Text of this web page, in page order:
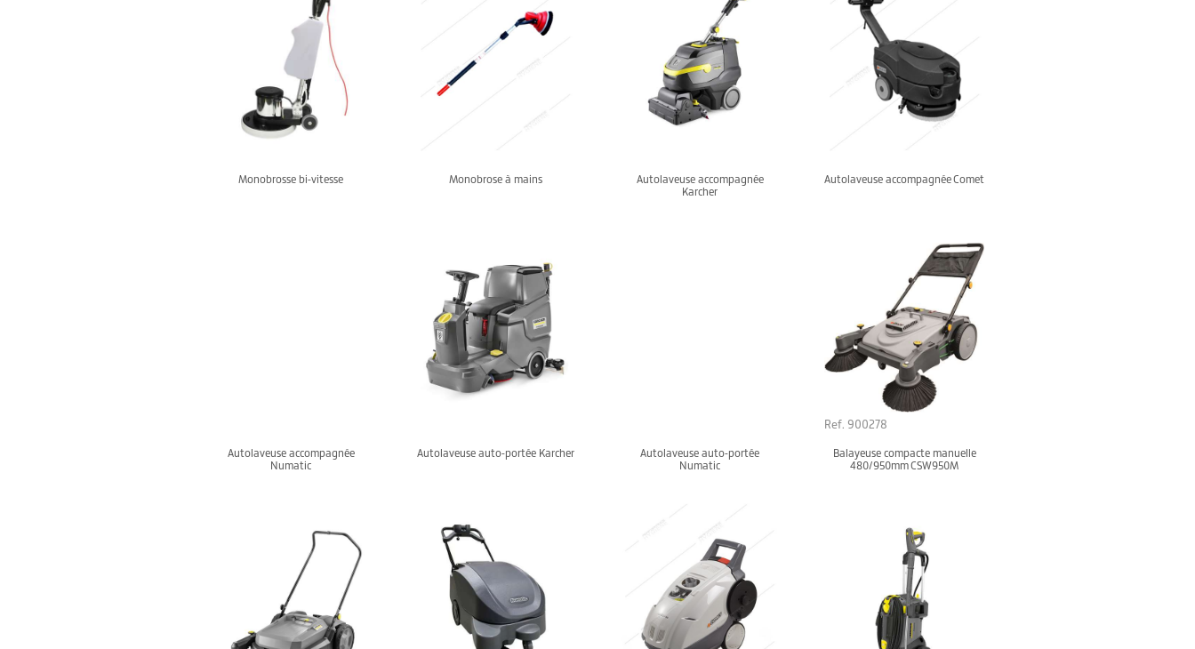
Monobrosse bi-vitesse Monobrose à mains
Autolaveuse accompagnée
Karcher
Autolaveuse accompagnée Comet
Autolaveuse accompagnée
Numatic
Autolaveuse auto-portée Karcher
Autolaveuse auto-portée
Numatic
Ref. 900278
Balayeuse compacte manuelle
480/950mm CSW950M